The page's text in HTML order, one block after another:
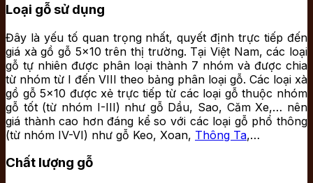
Loại gỗ sử dụng
Đây là yếu tố quan trọng nhất, quyết định trực tiếp đến
giá xà gồ gỗ 5×10 trên thị trường. Tại Việt Nam, các loại
gỗ tự nhiên được phân loại thành 7 nhóm và được chia
từ nhóm từ I đến VIII theo bảng phân loại gỗ. Các loại xà
gồ gỗ 5×10 được xẻ trực tiếp từ các loại gỗ thuộc nhóm
gỗ tốt (từ nhóm I-III) như gỗ Dầu, Sao, Căm Xe,… nên
giá thành cao hơn đáng kể so với các loại gỗ phổ thông
(từ nhóm IV-VI) như gỗ Keo, Xoan, Thông Ta,…
Chất lượng gỗ